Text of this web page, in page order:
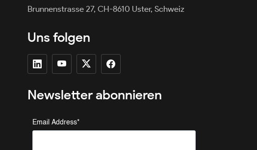
Brunnenstrasse 27, CH-8610 Uster, Schweiz
Uns folgen
Newsletter abonnieren
Email Address*